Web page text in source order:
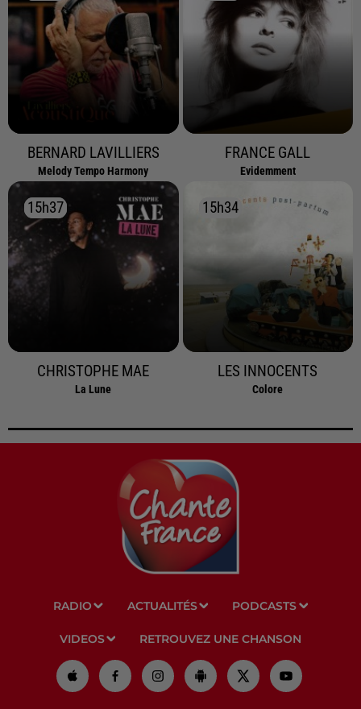
BERNARD LAVILLIERS
Melody Tempo Harmony
FRANCE GALL
Evidemment
15h37
15h37
CHRISTOPHE MAE
La Lune
15h34
15h34
LES INNOCENTS
Colore
RADIO ACTUALITÉS PODCASTS
VIDEOS RETROUVEZ UNE CHANSON